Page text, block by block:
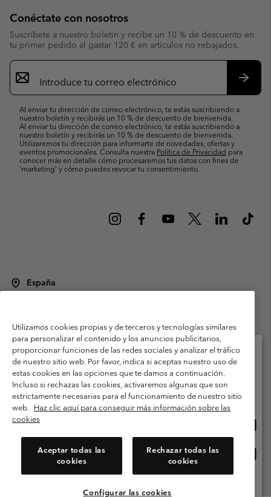
Conéctate con nosotros
Suscríbete a nuestro boletín y recibe un 10 % de descuento en
tu primer pedido al gastar 120 € en artículos no rebajados.
Suscripción
de
correo
Al enviar tu dirección de correo electrónico, te estás suscribiendo a
nuestro boletín y recibirás un 10 % de descuento de bienvenida.
Al enviar tu dirección de correo electrónico, te estás suscribiendo a
nuestro boletín y recibirás un 10 % de descuento de bienvenida.
Utilizaremos tu dirección para informarte de novedades, ofertas y
eventos promocionales. Consulta nuestra Política de Privacidad para
conocer más en detalle cómo procesaremos tus datos con fines de
’marketing’ y cómo puedes revocar tu consentimiento.
España
Condiciones de uso
Terminos de Venta
Garantía
Política de Privacidad
Términos y condiciones del programa de miembros
Términos De Uso Del Contenido Generado Por Los Usuarios
Impressum
Cookies Public CBCR
Utilizamos cookies propias y de terceros y tecnologías similares
para personalizar el contenido y los anuncios publicitarios,
proporcionar funciones de las redes sociales y analizar el tráfico
de nuestro sitio web. Por favor, indica si aceptas nuestro uso de
estas cookies en las opciones que te damos a continuación.
Incluso si rechazas las cookies, activaremos algunas que son
estrictamente necesarias para el funcionamiento de nuestro sitio
web. Haz clic aquí para conseguir más información sobre las
cookies
Aceptar todas las
cookies
Rechazar todas las
cookies
Configurar las cookies
Selecciona tu país e idioma envío
Compras en línea disponibles
línea
España
Ver Todos Los Países